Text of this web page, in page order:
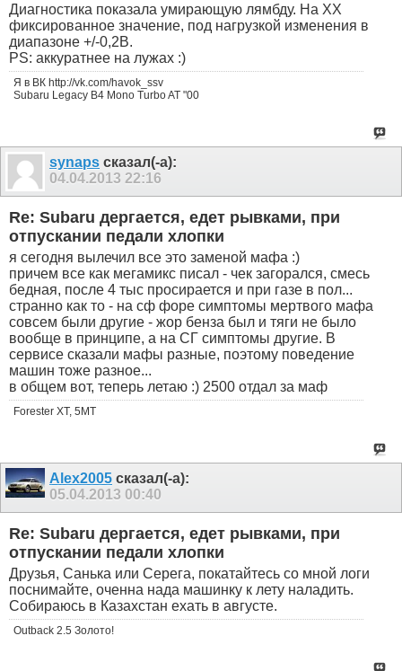
Диагностика показала умирающую лямбду. На ХХ
фиксированное значение, под нагрузкой изменения в
диапазоне +/-0,2В.
PS: аккуратнее на лужах :)
Я в ВК http://vk.com/havok_ssv
Subaru Legacy B4 Mono Turbo AT "00
synaps сказал(-а):
04.04.2013 22:16
Re: Subaru дергается, едет рывками, при
отпускании педали хлопки
я сегодня вылечил все это заменой мафа :)
причем все как мегамикс писал - чек загорался, смесь
бедная, после 4 тыс просирается и при газе в пол...
странно как то - на сф форе симптомы мертвого мафа
совсем были другие - жор бенза был и тяги не было
вообще в принципе, а на СГ симптомы другие. В
сервисе сказали мафы разные, поэтому поведение
машин тоже разное...
в общем вот, теперь летаю :) 2500 отдал за маф
Forester XT, 5MT
Alex2005 сказал(-а):
05.04.2013 00:40
Re: Subaru дергается, едет рывками, при
отпускании педали хлопки
Друзья, Санька или Серега, покатайтесь со мной логи
поснимайте, оченна нада машинку к лету наладить.
Собираюсь в Казахстан ехать в августе.
Outback 2.5 Золото!